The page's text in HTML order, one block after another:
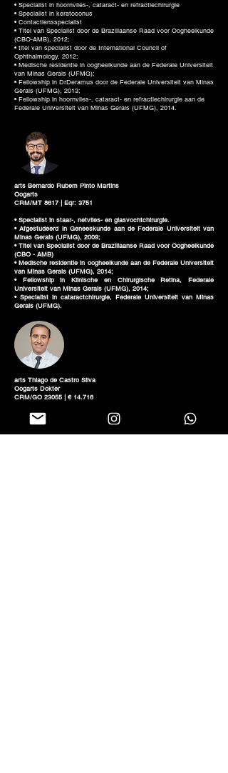
• Specialist in hoornvlies-, cataract- en refractiechirurgie
• Specialist in keratoconus
• Contactlensspecialist
• Titel van Specialist door de Braziliaanse Raad voor Oogheelkunde
(CBO-AMB), 2012;
• titel van specialist door de International Council of
Ophthalmology, 2012;
• Medische residentie in oogheelkunde aan de Federale Universiteit
van Minas Gerais (UFMG);
• Fellowship in DrDeramus door de Federale Universiteit van Minas
Gerais (UFMG), 2013;
• Fellowship in hoornvlies-, cataract- en refractiechirurgie aan de
Federale Universiteit van Minas Gerais (UFMG), 2014.
arts Bernardo Rubem Pinto Martins
Oogarts
CRM/MT 8617 | Eqr: 3751
• Specialist in staar-, netvlies- en glasvochtchirurgie.
• Afgestudeerd in Geneeskunde aan de Federale Universiteit van
Minas Gerais (UFMG), 2009;
• Titel van Specialist door de Braziliaanse Raad voor Oogheelkunde
(CBO - AMB)
• Medische residentie in oogheelkunde aan de Federale Universiteit
van Minas Gerais (UFMG), 2014;
• Fellowship in Klinische en Chirurgische Retina, Federale
Universiteit van Minas Gerais (UFMG), 2014;
• Specialist in cataractchirurgie, Federale Universiteit van Minas
Gerais (UFMG).
arts Thiago de Castro Silva
Oogarts Dokter
CRM/GO 23055 | € 14.716
• Specialist in kinderoogheelkunde en strabisme
• Graad in de geneeskunde aan de Faculteit Biomedische